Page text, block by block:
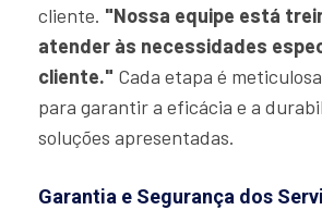
cliente. "Nossa equipe está
atender às necessidades
cliente." Cada etapa é
para garantir a eficácia e a
soluções apresentadas.
Garantia e Segurança dos